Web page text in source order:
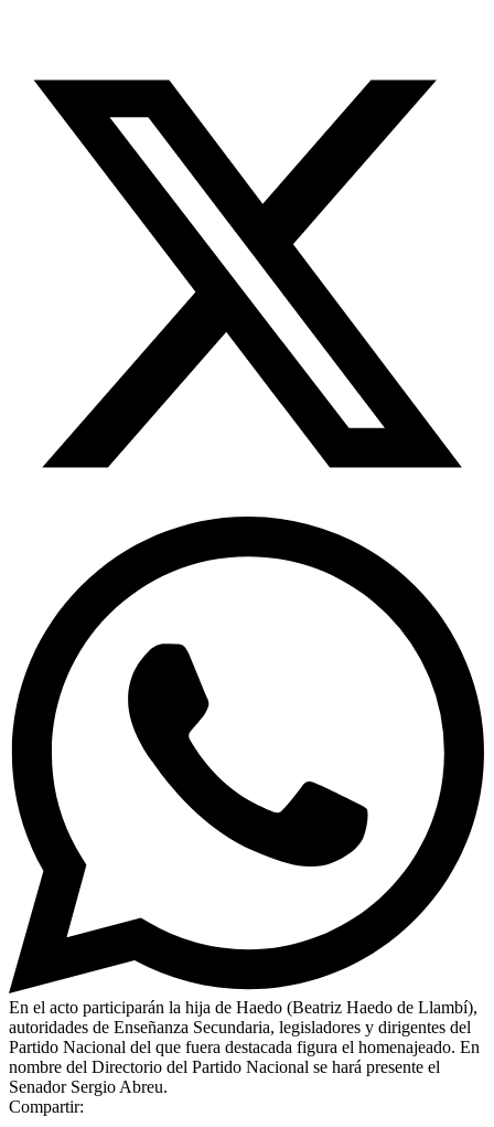
En el acto participarán la hija de Haedo (Beatriz Haedo de Llambí),
autoridades de Enseñanza Secundaria, legisladores y dirigentes del
Partido Nacional del que fuera destacada figura el homenajeado. En
nombre del Directorio del Partido Nacional se hará presente el
Senador Sergio Abreu.
Compartir: